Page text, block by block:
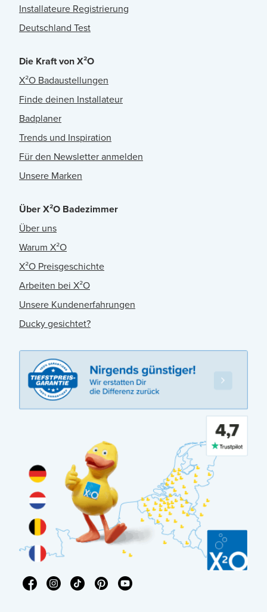
Installateure Registrierung
Deutschland Test
Die Kraft von X²O
X²O Badaustellungen
Finde deinen Installateur
Badplaner
Trends und Inspiration
Für den Newsletter anmelden
Unsere Marken
Über X²O Badezimmer
Über uns
Warum X²O
X²O Preisgeschichte
Arbeiten bei X²O
Unsere Kundenerfahrungen
Ducky gesichtet?